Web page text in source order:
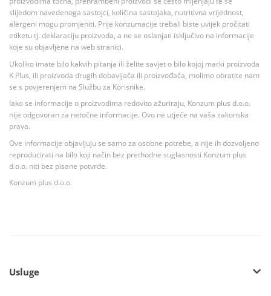
slijedom navedenoga sastojci, količina sastojaka, nutritivna vrijednost,
alergeni mogu promjeniti. Prije konzumacije trebali biste uvijek pročitati
etiketu tj. deklaraciju proizvoda, a ne se oslanjati isključivo na informacije
koje su objavljene na web stranici.
Ukoliko imate bilo kakvih pitanja ili želite savjet o bilo kojoj marki proizvoda
K Plus, ili proizvoda drugih dobavljača ili proizvođača, molimo obratite nam
se s povjerenjem na Službu za Korisnike.
Iako se informacije o proizvodima redovito ažuriraju, Konzum plus d.o.o.
nije odgovoran za netočne informacije. Ovo ne utječe na vaša zakonska
prava.
Ove informacije objavljuju se samo za osobne potrebe, a nije ih dozvoljeno
reproducirati na bilo koji način bez prethodne suglasnosti Konzum plus
d.o.o. niti bez pisane potvrde.
Konzum plus d.o.o.
Usluge